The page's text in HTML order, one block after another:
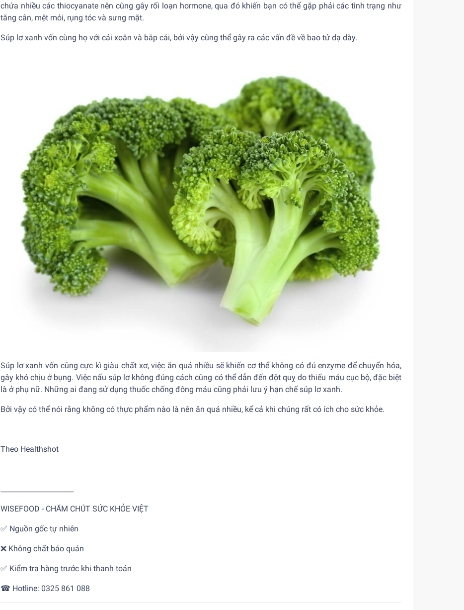
chứa nhiều các thiocyanate nên cũng gây rối loạn hormone, qua đó khiến bạn có thể gặp phải các tình trạng như
tăng cân, mệt mỏi, rụng tóc và sưng mặt.
Súp lơ xanh vốn cùng họ với cải xoăn và bắp cải, bởi vậy cũng thể gây ra các vấn đề về bao tử dạ dày.
Súp lơ xanh vốn cũng cực kì giàu chất xơ, việc ăn quá nhiều sẽ khiến cơ thể không có đủ enzyme để chuyển hóa,
gây khó chịu ở bụng. Việc nấu súp lơ không đúng cách cũng có thể dẫn đến đột quỵ do thiếu máu cục bộ, đặc biệt
là ở phụ nữ. Những ai đang sử dụng thuốc chống đông máu cũng phải lưu ý hạn chế súp lơ xanh.
Bởi vậy có thể nói rằng không có thực phẩm nào là nên ăn quá nhiều, kể cả khi chúng rất có ích cho sức khỏe.
Theo Healthshot
WISEFOOD - CHĂM CHÚT SỨC KHỎE VIỆT
✅ Nguồn gốc tự nhiên
❌ Không chất bảo quản
✅ Kiểm tra hàng trước khi thanh toán
☎ Hotline: 0325 861 088